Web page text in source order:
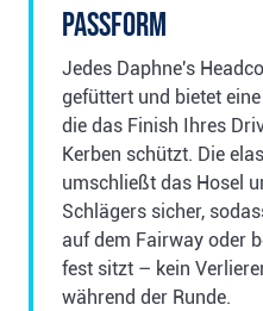
Passform
Jedes Daphne's
gefüttert und bietet
die das Finish Ihres
Kerben schützt. Die
umschließt das Hosel
Schlägers sicher,
auf dem Fairway oder
fest sitzt – kein
während der Runde.